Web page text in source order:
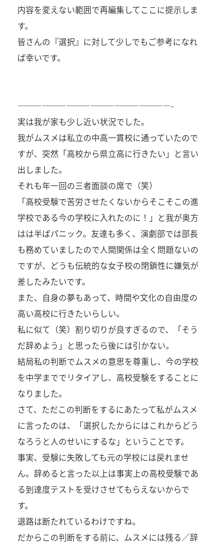
内容を変えない範囲で再編集してここに提示しま
す。
皆さんの『選択』に対して少しでもご参考になれ
ば幸いです。
———————————————————-
実は我が家も少し近い状況でした。
我がムスメは私立の中高一貫校に通っていたので
すが、突然「高校から県立高に行きたい」と言い
出しました。
それも年一回の三者面談の席で（笑）
「高校受験で苦労させたくないからそこそこの進
学校である今の学校に入れたのに！」と我が奥方
はは半ばパニック。友達も多く、演劇部では部長
も務めていましたので人間関係は全く問題ないの
ですが、どうも伝統的な女子校の閉鎖性に嫌気が
差したみたいです。
また、自身の夢もあって、時間や文化の自由度の
高い高校に行きたいらしい。
私に似て（笑）割り切りが良すぎるので、「そう
だ辞めよう」と思ったら後には引かない。
結局私の判断でムスメの意思を尊重し、今の学校
を中学まででリタイアし、高校受験をすることに
なりました。
さて、ただこの判断をするにあたって私がムスメ
に言ったのは、「選択したからにはこれからどう
なろうと人のせいにするな」ということです。
事実、受験に失敗しても元の学校には戻れませ
ん。辞めると言った以上は事実上の高校受験であ
る到達度テストを受けさせてもらえないからで
す。
退路は断たれているわけですね。
だからこの判断をする前に、ムスメには残る／辞